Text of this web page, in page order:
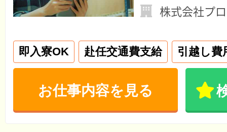
株式会社プ
即入寮OK 赴任交通費支給 引越し費
お仕事内容を見る